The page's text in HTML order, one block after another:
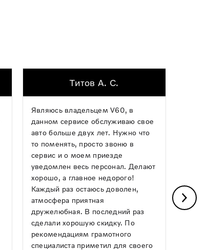
Титов А. С.
Являюсь владельцем V60, в
данном сервисе обслуживаю свое
авто больше двух лет. Нужно что
то поменять, просто звоню в
сервис и о моем приезде
уведомлен весь персонал. Делают
хорошо, а главное недорого!
Каждый раз остаюсь доволен,
атмосфера приятная
дружелюбная. В последний раз
сделали хорошую скидку. По
рекомендациям грамотного
специалиста приметил для своего